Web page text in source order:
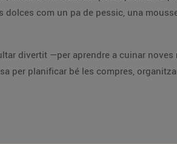
com un pa de pessic, una
divertit —per aprendre a cuinar
per planificar bé les compres,